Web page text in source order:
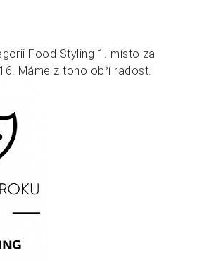
Food Styling 1. místo za
Máme z toho obří radost.